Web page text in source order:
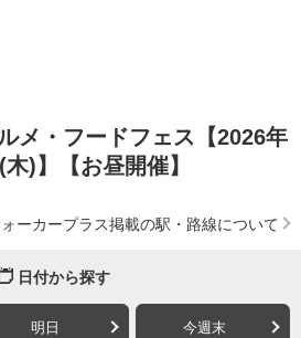
メ・フードフェス【2026年
)】【お昼開催】
ーカープラス掲載の駅・路線について
日付から探す
明日 今週末